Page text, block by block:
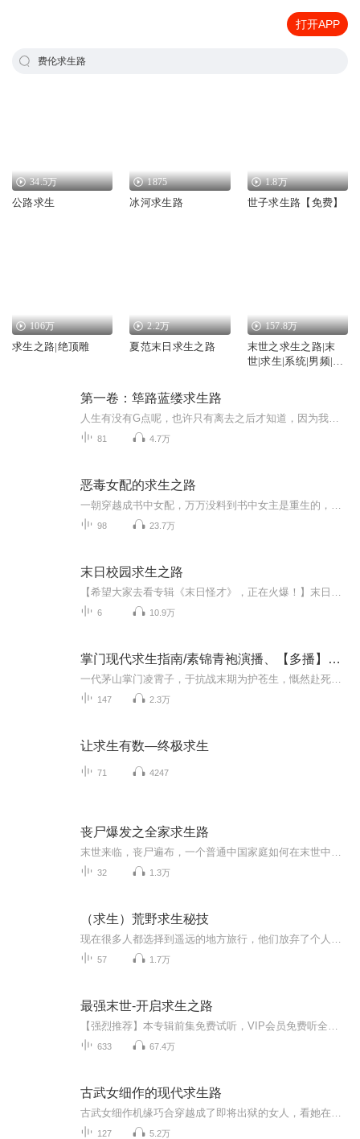
打开APP
费伦求生路
34.5万
公路求生
1875
冰河求生路
1.8万
世子求生路【免费】
106万
求生之路|绝顶雕
2.2万
夏范末日求生之路
157.8万
末世之求生之路|末
世|求生|系统|男频|丧
第一卷：筚路蓝缕求生路
81 4.7万
恶毒女配的求生之路
98 23.7万
末日校园求生之路
6 10.9万
掌门现代求生指南/素锦青袍演播、【多播】掌门现代求生指南/魂穿宗师的现代求生之路
147 2.3万
让求生有数—终极求生
71 4247
丧尸爆发之全家求生路
32 1.3万
（求生）荒野求生秘技
57 1.7万
最强末世-开启求生之路
633 67.4万
古武女细作的现代求生路
127 5.2万